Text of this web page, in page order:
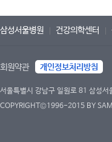
삼성서울병원 건강의학센터
회원약관 개인정보처리방침
서울특별시 강남구 일원로 81 삼성
COPYRIGHT©1996-2015 BY